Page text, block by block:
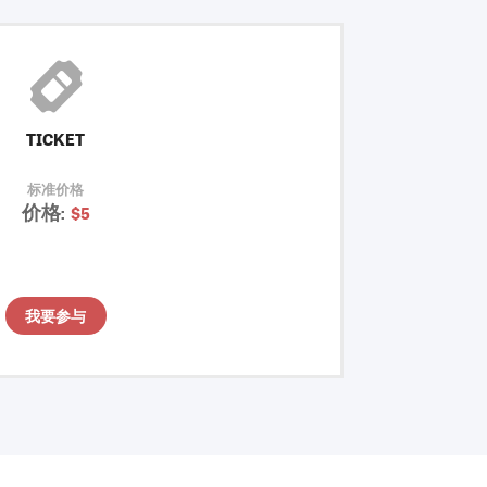
TICKET
标准价格
价格: $5
我要参与